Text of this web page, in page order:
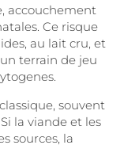
accouchement
Ce risque
au lait cru, et
terrain de jeu
souvent
la viande et les
sources, la